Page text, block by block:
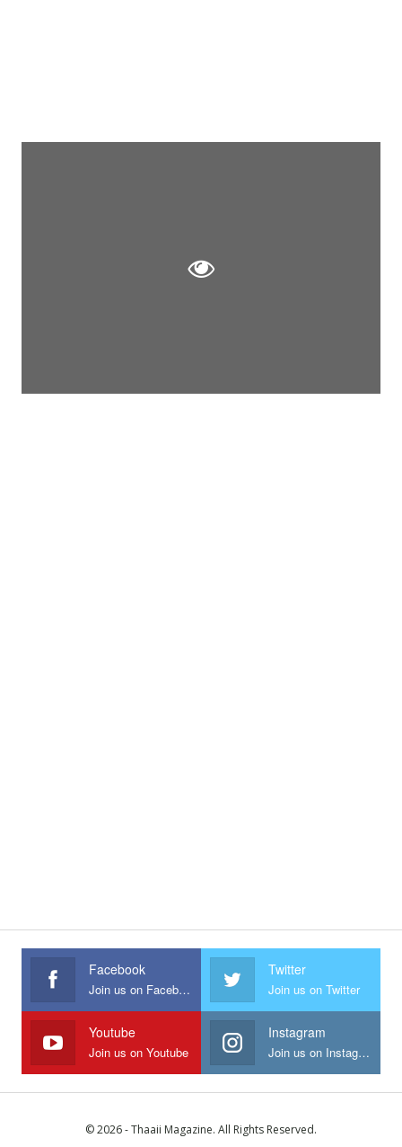
Facebook
Join us on Facebook
Twitter
Join us on Twitter
Youtube
Join us on Youtube
Instagram
Join us on Instagram
© 2026 - Thaaii Magazine. All Rights Reserved.